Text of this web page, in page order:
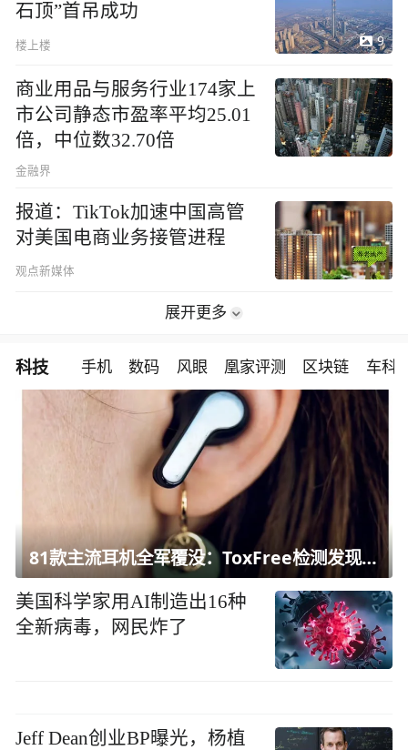
石顶”首吊成功
楼上楼 9
商业用品与服务行业174家上
市公司静态市盈率平均25.01
倍，中位数32.70倍
金融界
报道：TikTok加速中国高管
对美国电商业务接管进程
观点新媒体
展开更多
科技 手机 数码 风眼 凰家评测 区块链 车科
81款主流耳机全军覆没：ToxFree检测发现均含对人体有害化学物质
美国科学家用AI制造出16种
全新病毒，网民炸了
Jeff Dean创业BP曝光，杨植